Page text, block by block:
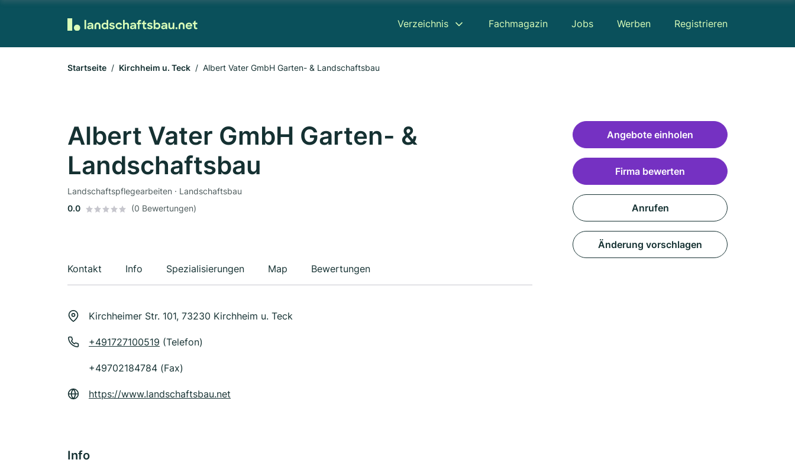
Verzeichnis Fachmagazin Jobs Werben Registrieren
Startseite Kirchheim u. Teck Albert Vater GmbH Garten- & Landschaftsbau
Albert Vater GmbH Garten- &
Landschaftsbau
Landschaftspflegearbeiten · Landschaftsbau
0.0
(0 Bewertungen)
Kontakt Info Spezialisierungen Map Bewertungen
Kirchheimer Str. 101, 73230 Kirchheim u. Teck
+491727100519 (Telefon)
+49702184784 (Fax)
https://www.landschaftsbau.net
Info
Angebote einholen
Firma bewerten
Anrufen
Änderung vorschlagen